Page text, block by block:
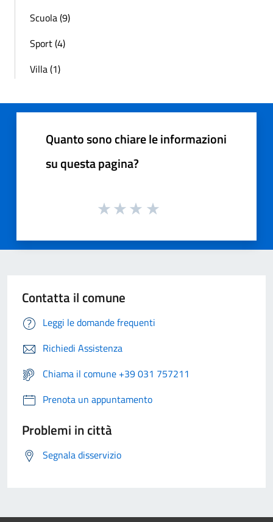
Scuola (9)
Sport (4)
Villa (1)
Quanto sono chiare le informazioni
su questa pagina?
Contatta il comune
Leggi le domande frequenti
Richiedi Assistenza
Chiama il comune +39 031 757211
Prenota un appuntamento
Problemi in città
Segnala disservizio